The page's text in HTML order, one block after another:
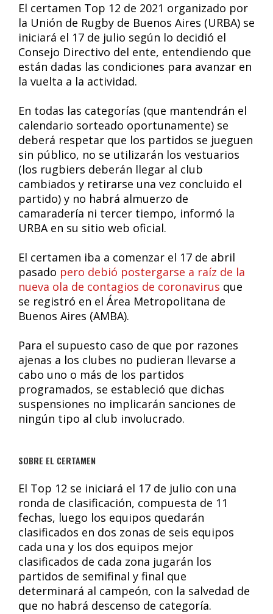
El certamen Top 12 de 2021 organizado por
la Unión de Rugby de Buenos Aires (URBA) se
iniciará el 17 de julio según lo decidió el
Consejo Directivo del ente, entendiendo que
están dadas las condiciones para avanzar en
la vuelta a la actividad.
En todas las categorías (que mantendrán el
calendario sorteado oportunamente) se
deberá respetar que los partidos se jueguen
sin público, no se utilizarán los vestuarios
(los rugbiers deberán llegar al club
cambiados y retirarse una vez concluido el
partido) y no habrá almuerzo de
camaradería ni tercer tiempo, informó la
URBA en su sitio web oficial.
El certamen iba a comenzar el 17 de abril
pasado pero debió postergarse a raíz de la
nueva ola de contagios de coronavirus que
se registró en el Área Metropolitana de
Buenos Aires (AMBA).
Para el supuesto caso de que por razones
ajenas a los clubes no pudieran llevarse a
cabo uno o más de los partidos
programados, se estableció que dichas
suspensiones no implicarán sanciones de
ningún tipo al club involucrado.
SOBRE EL CERTAMEN
El Top 12 se iniciará el 17 de julio con una
ronda de clasificación, compuesta de 11
fechas, luego los equipos quedarán
clasificados en dos zonas de seis equipos
cada una y los dos equipos mejor
clasificados de cada zona jugarán los
partidos de semifinal y final que
determinará al campeón, con la salvedad de
que no habrá descenso de categoría.